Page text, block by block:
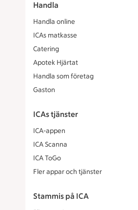
Handla
Handla online
ICAs matkasse
Catering
Apotek Hjärtat
Handla som företag
Gaston
ICAs tjänster
ICA-appen
ICA Scanna
ICA ToGo
Fler appar och tjänster
Stammis på ICA